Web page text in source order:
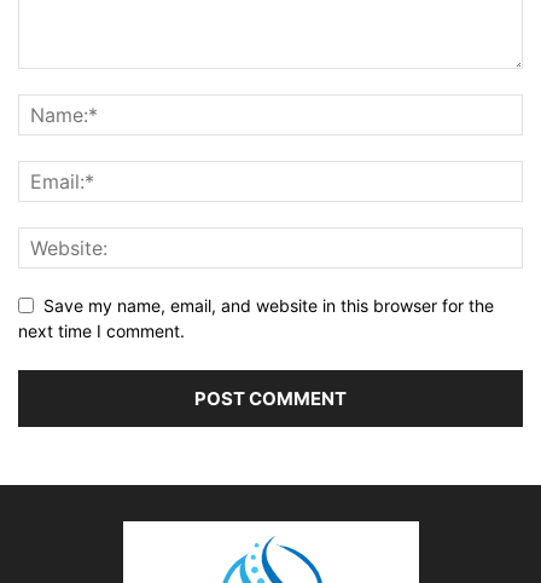
Save my name, email, and website in this browser for the
next time I comment.